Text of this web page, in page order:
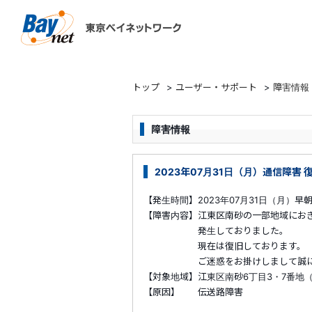
トップ > ユーザー・サポート > 障害情報
障害情報
2023年07月31日（月）通信障害 復
【発生時間】2023年07月31日（月）早
【障害内容】江東区南砂の一部地域に
発生しておりました。
現在は復旧しております。
ご迷惑をお掛けしまして誠に申
【対象地域】江東区南砂6丁目3・7番地
【原因】 伝送路障害